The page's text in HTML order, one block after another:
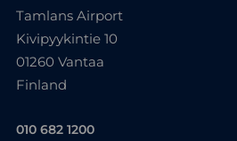
Tamlans Airport
Kivipyykintie 10
01260 Vantaa
Finland
010 682 1200